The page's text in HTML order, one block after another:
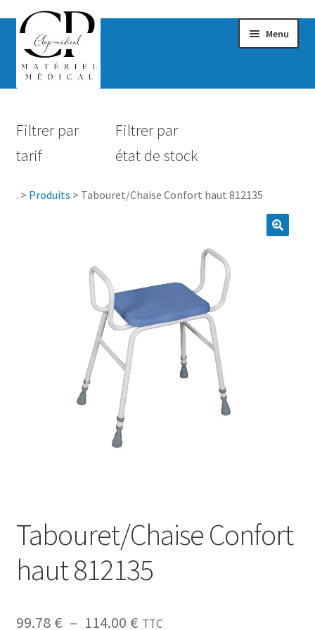
Menu
Hygiène
Accessoires Salle de bain
Vêtements & Chaussures
Filtrer par
tarif
Filtrer par
état de stock
. > Produits > Tabouret/Chaise Confort haut 812135
Tabouret/Chaise Confort
haut 812135
99.78 € – 114.00 € TTC